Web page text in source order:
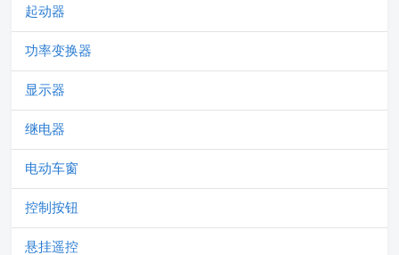
起动器
功率变换器
显示器
继电器
电动车窗
控制按钮
悬挂遥控